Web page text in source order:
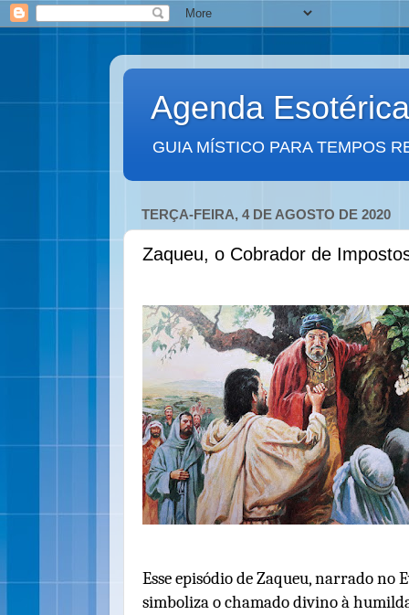
Agenda Esotérica
GUIA MÍSTICO PARA TEMPOS
TERÇA-FEIRA, 4 DE AGOSTO DE 2020
Zaqueu, o Cobrador de
Esse episódio de Zaqueu, narrado no
simboliza o chamado divino à